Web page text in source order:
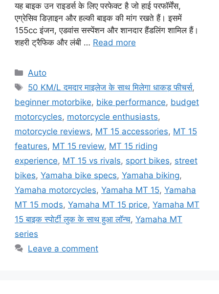
यह बाइक उन राइडर्स के लिए परफेक्ट है जो हाई परफॉर्मेंस,
एग्रेसिव डिज़ाइन और हल्की बाइक की मांग रखते हैं। इसमें
155cc इंजन, एडवांस सस्पेंशन और शानदार हैंडलिंग शामिल हैं।
शहरी ट्रैफिक और लंबी … Read more
Categories
Auto
Tags
50 KM/L दमदार माइलेज के साथ मिलेगा धाकड़ फीचर्स,
beginner motorbike, bike performance, budget
motorcycles, motorcycle enthusiasts,
motorcycle reviews, MT 15 accessories, MT 15
features, MT 15 review, MT 15 riding
experience, MT 15 vs rivals, sport bikes, street
bikes, Yamaha bike specs, Yamaha biking,
Yamaha motorcycles, Yamaha MT 15, Yamaha
MT 15 mods, Yamaha MT 15 price, Yamaha MT
15 बाइक स्पोर्टी लुक के साथ हुआ लॉन्च, Yamaha MT
series
Leave a comment